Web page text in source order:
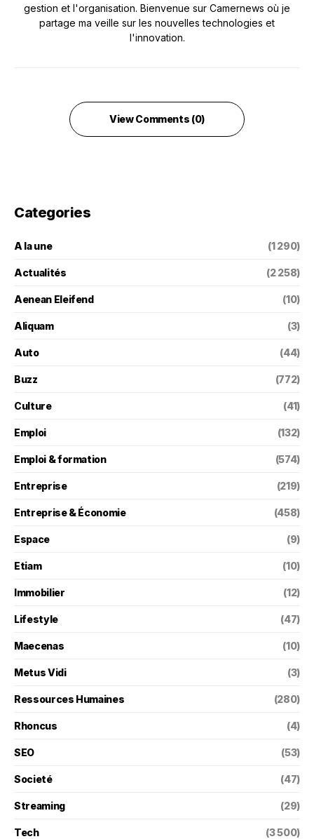
gestion et l'organisation. Bienvenue sur Camernews où je
partage ma veille sur les nouvelles technologies et
l'innovation.
View Comments (0)
Categories
A la une (1 290)
Actualités (2 258)
Aenean Eleifend (10)
Aliquam (3)
Auto (44)
Buzz (772)
Culture (41)
Emploi (132)
Emploi & formation (574)
Entreprise (219)
Entreprise & Économie (458)
Espace (9)
Etiam (10)
Immobilier (12)
Lifestyle (47)
Maecenas (10)
Metus Vidi (3)
Ressources Humaines (280)
Rhoncus (4)
SEO (53)
Societé (47)
Streaming (29)
Tech (3 500)